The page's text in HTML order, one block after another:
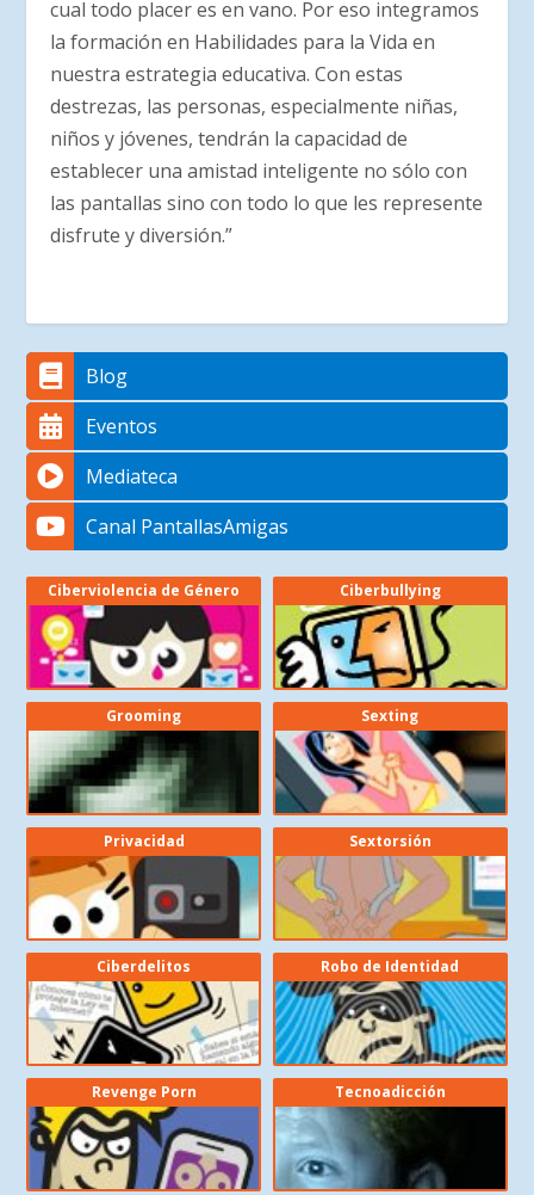
cual todo placer es en vano. Por eso integramos
la formación en Habilidades para la Vida en
nuestra estrategia educativa. Con estas
destrezas, las personas, especialmente niñas,
niños y jóvenes, tendrán la capacidad de
establecer una amistad inteligente no sólo con
las pantallas sino con todo lo que les represente
disfrute y diversión.”
Blog
Eventos
Mediateca
Canal PantallasAmigas
Ciberviolencia de Género Ciberbullying
Grooming Sexting
Privacidad Sextorsión
Ciberdelitos Robo de Identidad
Revenge Porn Tecnoadicción